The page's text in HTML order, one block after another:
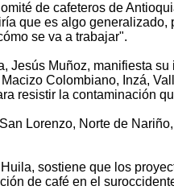
de cafeteros de
que es algo
se va a trabajar".
Jesús Muñoz, manifiesta
Colombiano, Inzá,
resistir la contaminación
Lorenzo, Norte de
sostiene que los
de café en el